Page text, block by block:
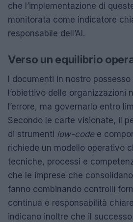
che l’implementazione di
monitorata come indicatore
responsabile dell’AI.
Verso un equilibrio
I documenti in nostro
l’obiettivo delle organizzazioni
l’errore, ma governarlo entro
Secondo le carte visionate, il
di strumenti low-codee
richiede un modello operativo
tecniche, processi e
che le imprese che
fanno combinando controlli
continua e responsabilità
indicano inoltre che il